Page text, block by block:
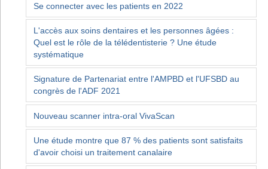
Se connecter avec les patients en 2022
L'accès aux soins dentaires et les personnes âgées :
Quel est le rôle de la télédentisterie ? Une étude
systématique
Signature de Partenariat entre l'AMPBD et l'UFSBD au
congrès de l'ADF 2021
Nouveau scanner intra-oral VivaScan
Une étude montre que 87 % des patients sont satisfaits
d'avoir choisi un traitement canalaire